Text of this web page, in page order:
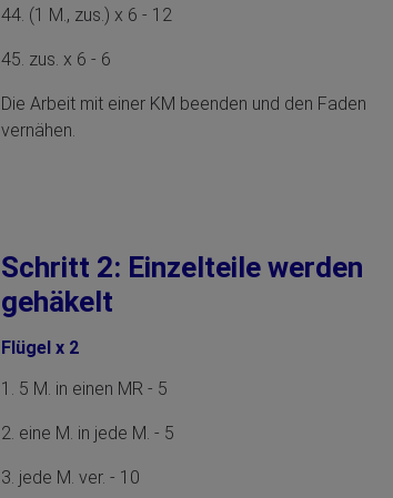
44. (1 M., zus.) x 6 - 12
45. zus. x 6 - 6
Die Arbeit mit einer KM beenden und den Faden
vernähen.
Schritt 2: Einzelteile werden
gehäkelt
Flügel x 2
1. 5 M. in einen MR - 5
2. eine M. in jede M. - 5
3. jede M. ver. - 10